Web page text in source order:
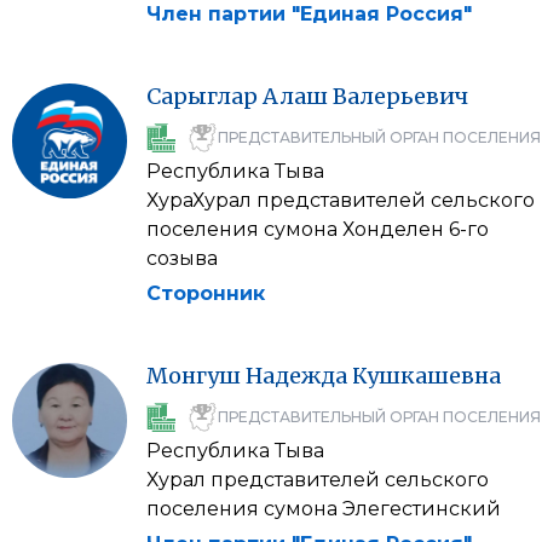
Член партии "Единая Россия"
Сарыглар АлашВалерьевич
ПРЕДСТАВИТЕЛЬНЫЙ ОРГАН ПОСЕЛЕНИЯ
Республика Тыва
ХураХурал представителей сельского
поселения сумона Хонделен 6-го
созыва
Сторонник
МонгушНадежда Кушкашевна
ПРЕДСТАВИТЕЛЬНЫЙ ОРГАН ПОСЕЛЕНИЯ
Республика Тыва
Хурал представителей сельского
поселения сумона Элегестинский